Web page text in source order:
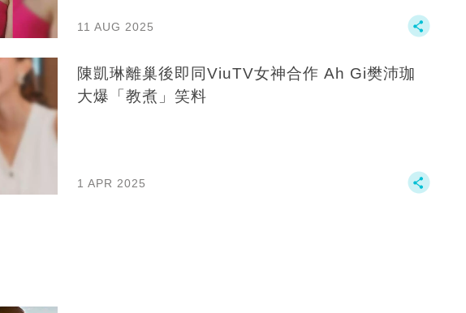
11 AUG 2025
陳凱琳離巢後即同ViuTV女神合作 Ah Gi樊沛珈
大爆「教煮」笑料
1 APR 2025